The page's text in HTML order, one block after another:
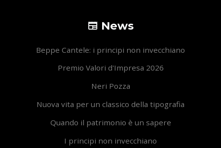
News
Beppe Cantele: i principi non invecchiano
Premio Valori d'Impresa 2026
Neri Pozza
Nuova vita per un classico della tipografia
Quando il patrimonio è un sapere
I principi non invecchiano